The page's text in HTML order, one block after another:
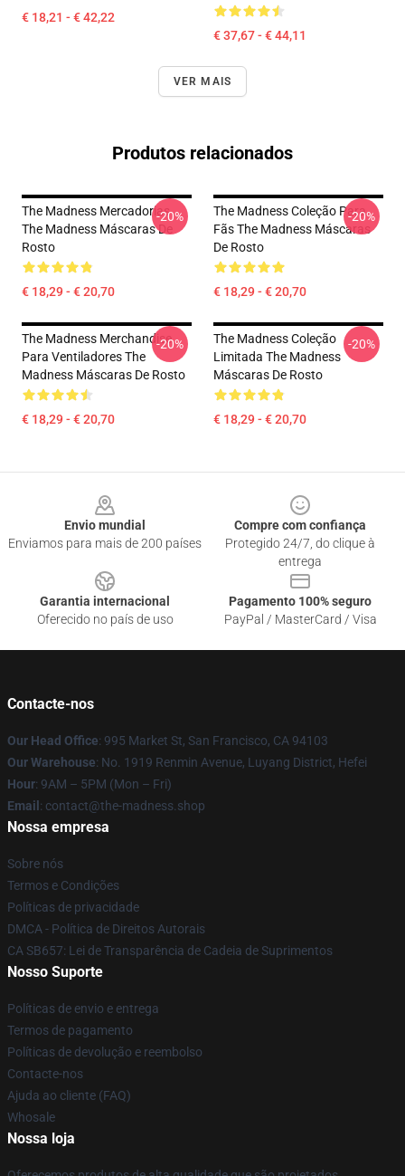
€ 18,21 - € 42,22
€ 37,67 - € 44,11
VER MAIS
Produtos relacionados
The Madness Mercadorias
The Madness Máscaras De
Rosto
€ 18,29 - € 20,70
-20%
The Madness Coleção Para
Fãs The Madness Máscaras
De Rosto
€ 18,29 - € 20,70
-20%
The Madness Merchandise
Para Ventiladores The
Madness Máscaras De Rosto
€ 18,29 - € 20,70
-20%
The Madness Coleção
Limitada The Madness
Máscaras De Rosto
€ 18,29 - € 20,70
-20%
Envio mundial
Enviamos para mais de 200 países
Compre com confiança
Protegido 24/7, do clique à
entrega
Garantia internacional
Oferecido no país de uso
Pagamento 100% seguro
PayPal / MasterCard / Visa
Contacte-nos
Our Head Office: 995 Market St, San Francisco, CA 94103
Our Warehouse: No. 1919 Renmin Avenue, Luyang District, Hefei
Hour: 9AM – 5PM (Mon – Fri)
Email : contact@the-madness.shop
Nossa empresa
Sobre nós
Termos e Condições
Políticas de privacidade
DMCA - Política de Direitos Autorais
CA SB657: Lei de Transparência de Cadeia de Suprimentos
Nosso Suporte
Políticas de envio e entrega
Termos de pagamento
Políticas de devolução e reembolso
Contacte-nos
Ajuda ao cliente (FAQ)
Whosale
Nossa loja